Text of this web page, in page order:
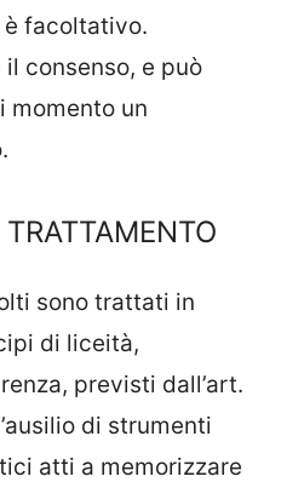
facoltativo.
il consenso, e può
momento un
sono trattati in
di liceità,
previsti dall’art.
di strumenti
atti a memorizzare